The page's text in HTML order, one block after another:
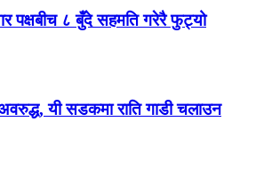
पक्षबीच ८ बुँदे सहमति गरेरै फुट्यो
अवरुद्ध, यी सडकमा राति गाडी चलाउन